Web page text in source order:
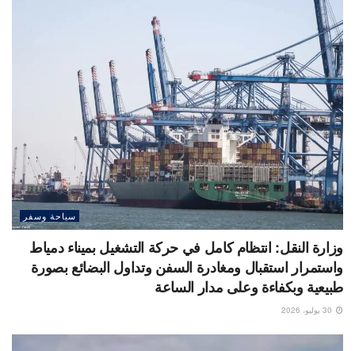
سياحة وسفر
وزارة النقل: انتظام كامل في حركة التشغيل بميناء دمياط
واستمرار استقبال ومغادرة السفن وتداول البضائع بصورة
طبيعية وبكفاءة وعلى مدار الساعة